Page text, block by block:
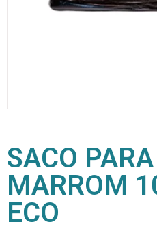
SACO
MARROM
ECO